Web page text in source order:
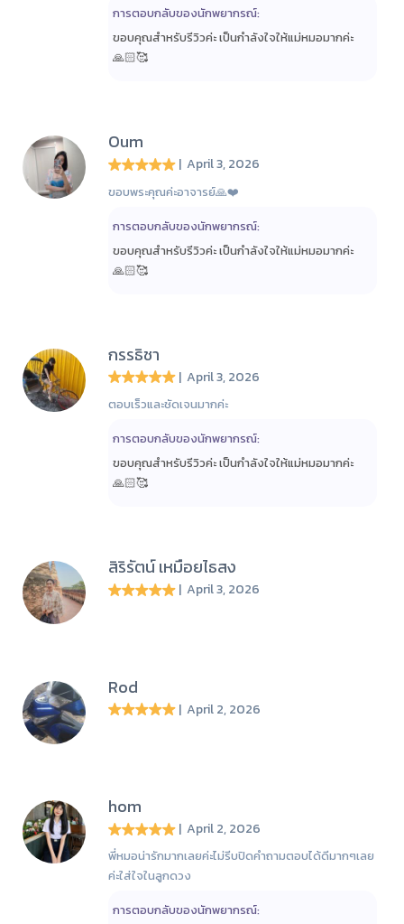
การตอบกลับของนักพยากรณ์:
ขอบคุณสำหรับรีวิวค่ะ เป็นกำลังใจให้แม่หมอมากค่ะ
🙏🏻🥰
Oum
| April 3, 2026
ขอบพระคุณค่ะอาจารย์🙏❤️
การตอบกลับของนักพยากรณ์:
ขอบคุณสำหรับรีวิวค่ะ เป็นกำลังใจให้แม่หมอมากค่ะ
🙏🏻🥰
กรรธิชา
| April 3, 2026
ตอบเร็วและชัดเจนมากค่ะ
การตอบกลับของนักพยากรณ์:
ขอบคุณสำหรับรีวิวค่ะ เป็นกำลังใจให้แม่หมอมากค่ะ
🙏🏻🥰
สิริรัตน์ เหมือยไธสง
| April 3, 2026
Rod
| April 2, 2026
hom
| April 2, 2026
พี่หมอน่ารักมากเลยค่ะไม่รีบปิดคำถามตอบได้ดีมากๆเลย
ค่ะใส่ใจในลูกดวง
การตอบกลับของนักพยากรณ์: